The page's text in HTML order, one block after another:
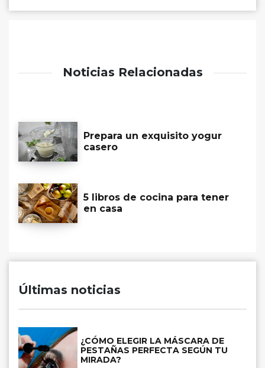
Noticias Relacionadas
Prepara un exquisito yogur
casero
5 libros de cocina para tener
en casa
Últimas noticias
¿CÓMO ELEGIR LA MÁSCARA DE
PESTAÑAS PERFECTA SEGÚN TU
MIRADA?